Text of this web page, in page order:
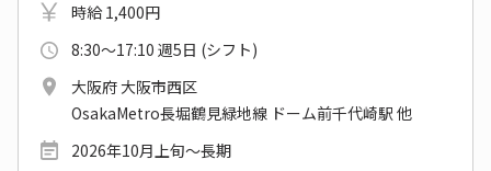
時給 1,400円
8:30～17:10 週5日 (シフト)
大阪府 大阪市西区
OsakaMetro長堀鶴見緑地線 ドーム前千代崎駅 他
2026年10月上旬～長期